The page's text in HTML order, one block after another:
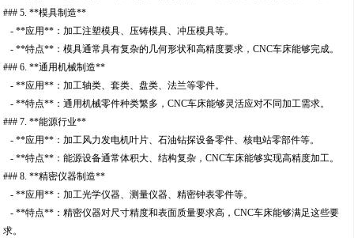
### 5. **模具制造**
- **应用**：加工注塑模具、压铸模具、冲压模具等。
- **特点**：模具通常具有复杂的几何形状和高精度要求，CNC车床能够完成。
### 6. **通用机械制造**
- **应用**：加工轴类、套类、盘类、法兰等零件。
- **特点**：通用机械零件种类繁多，CNC车床能够灵活应对不同加工需求。
### 7. **能源行业**
- **应用**：加工风力发电机叶片、石油钻探设备零件、核电站零部件等。
- **特点**：能源设备通常体积大、结构复杂，CNC车床能够实现高精度加工。
### 8. **精密仪器制造**
- **应用**：加工光学仪器、测量仪器、精密钟表零件等。
- **特点**：精密仪器对尺寸精度和表面质量要求高，CNC车床能够满足这些要
求。